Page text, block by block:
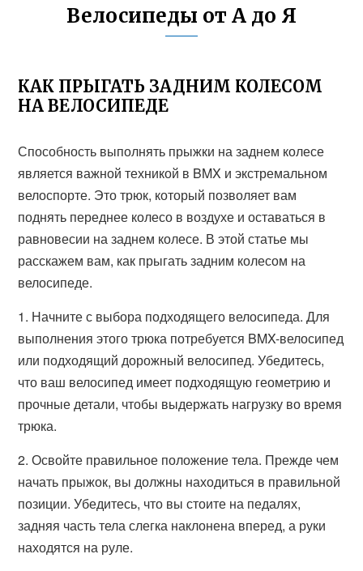
Велосипеды от А до Я
КАК ПРЫГАТЬ ЗАДНИМ КОЛЕСОМ
НА ВЕЛОСИПЕДЕ
Способность выполнять прыжки на заднем колесе
является важной техникой в BMX и экстремальном
велоспорте. Это трюк, который позволяет вам
поднять переднее колесо в воздухе и оставаться в
равновесии на заднем колесе. В этой статье мы
расскажем вам, как прыгать задним колесом на
велосипеде.
1. Начните с выбора подходящего велосипеда. Для
выполнения этого трюка потребуется BMX-велосипед
или подходящий дорожный велосипед. Убедитесь,
что ваш велосипед имеет подходящую геометрию и
прочные детали, чтобы выдержать нагрузку во время
трюка.
2. Освойте правильное положение тела. Прежде чем
начать прыжок, вы должны находиться в правильной
позиции. Убедитесь, что вы стоите на педалях,
задняя часть тела слегка наклонена вперед, а руки
находятся на руле.